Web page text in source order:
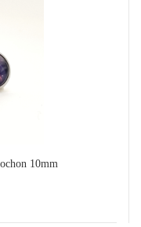
10mm